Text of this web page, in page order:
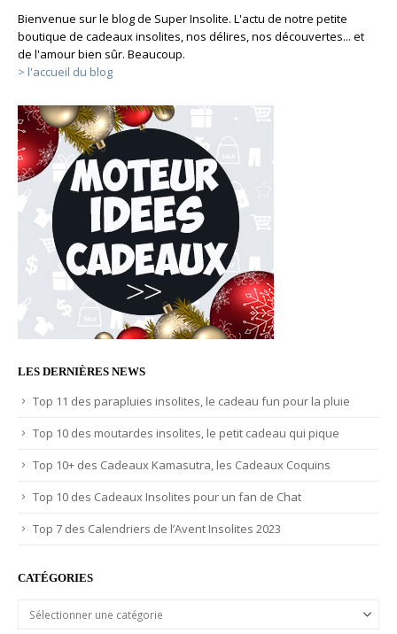
Bienvenue sur le blog de Super Insolite. L'actu de notre petite
boutique de cadeaux insolites, nos délires, nos découvertes... et
de l'amour bien sûr. Beaucoup.
> l'accueil du blog
LES DERNIÈRES NEWS
Top 11 des parapluies insolites, le cadeau fun pour la pluie
Top 10 des moutardes insolites, le petit cadeau qui pique
Top 10+ des Cadeaux Kamasutra, les Cadeaux Coquins
Top 10 des Cadeaux Insolites pour un fan de Chat
Top 7 des Calendriers de l’Avent Insolites 2023
CATÉGORIES
Catégories